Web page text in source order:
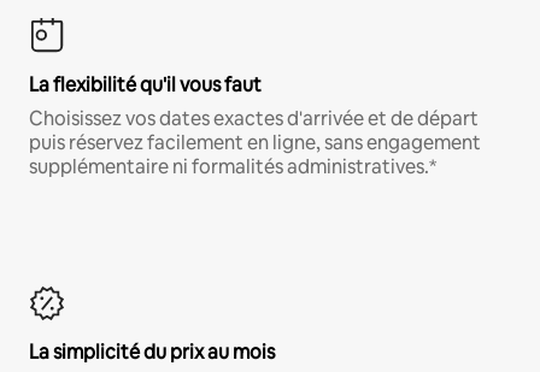
La flexibilité qu'il vous faut
Choisissez vos dates exactes d'arrivée et de départ
puis réservez facilement en ligne, sans engagement
supplémentaire ni formalités administratives.*
La simplicité du prix au mois